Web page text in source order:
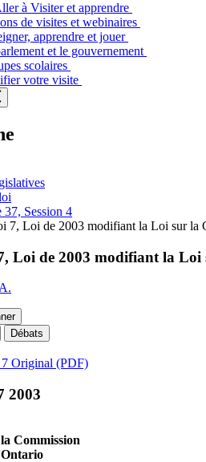
à Visiter et apprendre
de visites et webinaires
apprendre et jouer
et le gouvernement
scolaires
votre visite
37, Session 4
7, Loi de 2003 modifiant la Loi sur la
Loi de 2003 modifiant la
Débats
Original (PDF)
2003
Commission